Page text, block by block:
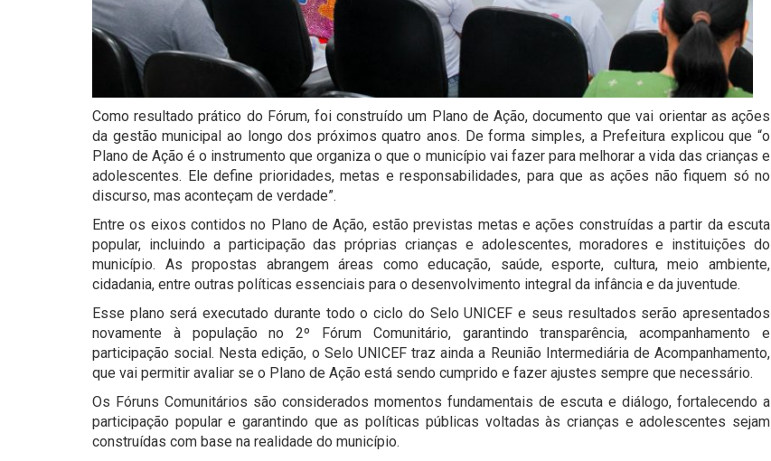
Como resultado prático do Fórum, foi construído um Plano de Ação, documento que vai orientar as ações
da gestão municipal ao longo dos próximos quatro anos. De forma simples, a Prefeitura explicou que “o
Plano de Ação é o instrumento que organiza o que o município vai fazer para melhorar a vida das crianças e
adolescentes. Ele define prioridades, metas e responsabilidades, para que as ações não fiquem só no
discurso, mas aconteçam de verdade”.
Entre os eixos contidos no Plano de Ação, estão previstas metas e ações construídas a partir da escuta
popular, incluindo a participação das próprias crianças e adolescentes, moradores e instituições do
município. As propostas abrangem áreas como educação, saúde, esporte, cultura, meio ambiente,
cidadania, entre outras políticas essenciais para o desenvolvimento integral da infância e da juventude.
Esse plano será executado durante todo o ciclo do Selo UNICEF e seus resultados serão apresentados
novamente à população no 2º Fórum Comunitário, garantindo transparência, acompanhamento e
participação social. Nesta edição, o Selo UNICEF traz ainda a Reunião Intermediária de Acompanhamento,
que vai permitir avaliar se o Plano de Ação está sendo cumprido e fazer ajustes sempre que necessário.
Os Fóruns Comunitários são considerados momentos fundamentais de escuta e diálogo, fortalecendo a
participação popular e garantindo que as políticas públicas voltadas às crianças e adolescentes sejam
construídas com base na realidade do município.